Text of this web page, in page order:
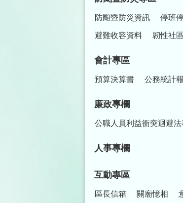
防颱暨防災資訊 停班
避難收容資料 韌性社
會計專區
預算決算書 公務統計
廉政專欄
公職人員利益衝突迴避法
人事專欄
互動專區
區長信箱 關廟憶相